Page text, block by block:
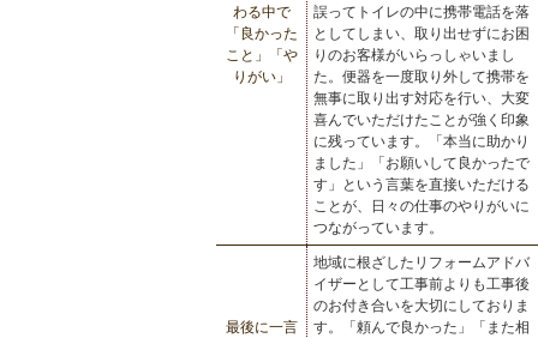
わる中で
「良かった
こと」「や
りがい」
誤ってトイレの中に携帯電話を落
としてしまい、取り出せずにお困
りのお客様がいらっしゃいまし
た。便器を一度取り外して携帯を
無事に取り出す対応を行い、大変
喜んでいただけたことが強く印象
に残っています。「本当に助かり
ました」「お願いして良かったで
す」という言葉を直接いただける
ことが、日々の仕事のやりがいに
つながっています。
最後に一言
地域に根ざしたリフォームアドバ
イザーとして工事前よりも工事後
のお付き合いを大切にしておりま
す。「頼んで良かった」「また相